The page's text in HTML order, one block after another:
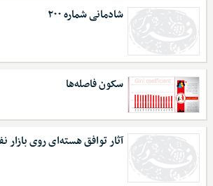
شادمانی شماره ۲۰۰
سکون فاصله‌ها
آثار توافق هسته‌ای روی بازار